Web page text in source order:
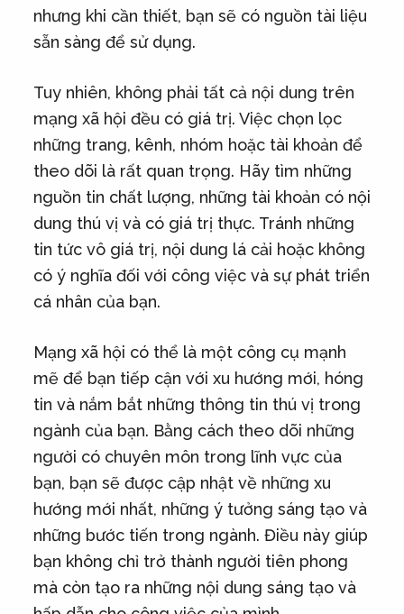
nhưng khi cần thiết, bạn sẽ có nguồn tài liệu
sẵn sàng để sử dụng.
Tuy nhiên, không phải tất cả nội dung trên
mạng xã hội đều có giá trị. Việc chọn lọc
những trang, kênh, nhóm hoặc tài khoản để
theo dõi là rất quan trọng. Hãy tìm những
nguồn tin chất lượng, những tài khoản có nội
dung thú vị và có giá trị thực. Tránh những
tin tức vô giá trị, nội dung lá cải hoặc không
có ý nghĩa đối với công việc và sự phát triển
cá nhân của bạn.
Mạng xã hội có thể là một công cụ mạnh
mẽ để bạn tiếp cận với xu hướng mới, hóng
tin và nắm bắt những thông tin thú vị trong
ngành của bạn. Bằng cách theo dõi những
người có chuyên môn trong lĩnh vực của
bạn, bạn sẽ được cập nhật về những xu
hướng mới nhất, những ý tưởng sáng tạo và
những bước tiến trong ngành. Điều này giúp
bạn không chỉ trở thành người tiên phong
mà còn tạo ra những nội dung sáng tạo và